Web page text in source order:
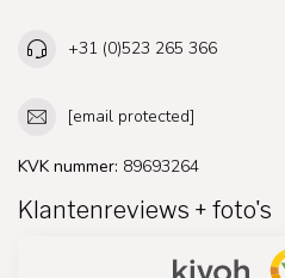
+31 (0)523 265 366
[email protected]
KVK nummer: 89693264
Klantenreviews + foto's